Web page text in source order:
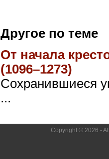
Другое по теме
От начала
(1096–1273)
Сохранившиеся
...
Copyright © 2026 -